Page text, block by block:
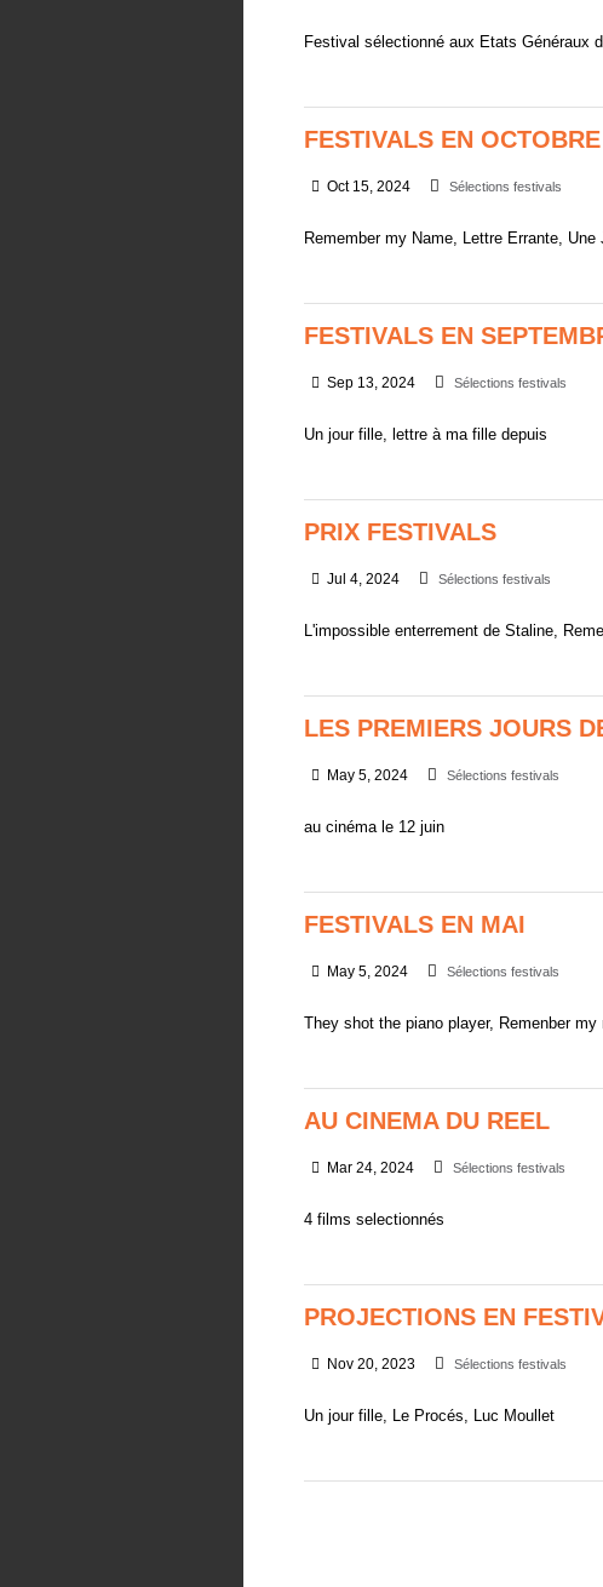
Festival sélectionné aux Etats Généraux
FESTIVALS EN OCTOBRE
Oct 15, 2024 Sélections festivals
Remember my Name, Lettre Errante, Une
FESTIVALS EN
Sep 13, 2024 Sélections festivals
Un jour fille, lettre à ma fille depuis
PRIX FESTIVALS
Jul 4, 2024 Sélections festivals
L'impossible enterrement de Staline,
LES PREMIERS JOURS
May 5, 2024 Sélections festivals
au cinéma le 12 juin
FESTIVALS EN MAI
May 5, 2024 Sélections festivals
They shot the piano player, Remenber
AU CINEMA DU REEL
Mar 24, 2024 Sélections festivals
4 films selectionnés
PROJECTIONS EN
Nov 20, 2023 Sélections festivals
Un jour fille, Le Procés, Luc Moullet